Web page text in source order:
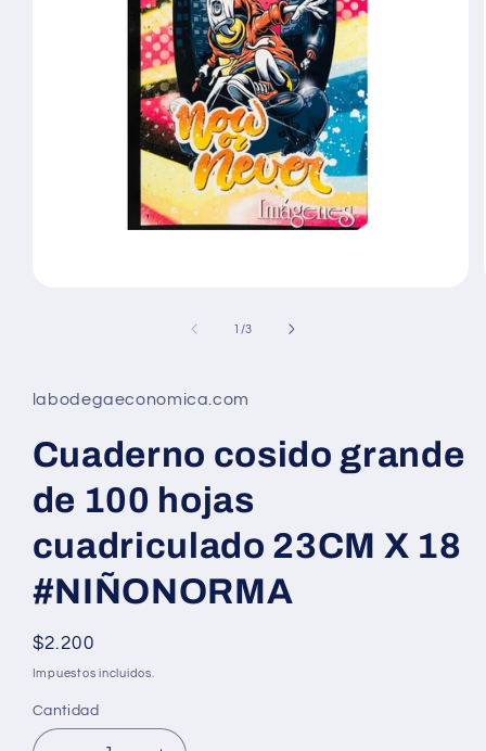
ventana
modal
1 /de
3
labodegaeconomica.com
Cuaderno cosido grande
de 100 hojas
cuadriculado 23CM X 18
#NIÑONORMA
Precio
habitual
$2.200
Impuestos incluidos.
Cantidad
Cantidad